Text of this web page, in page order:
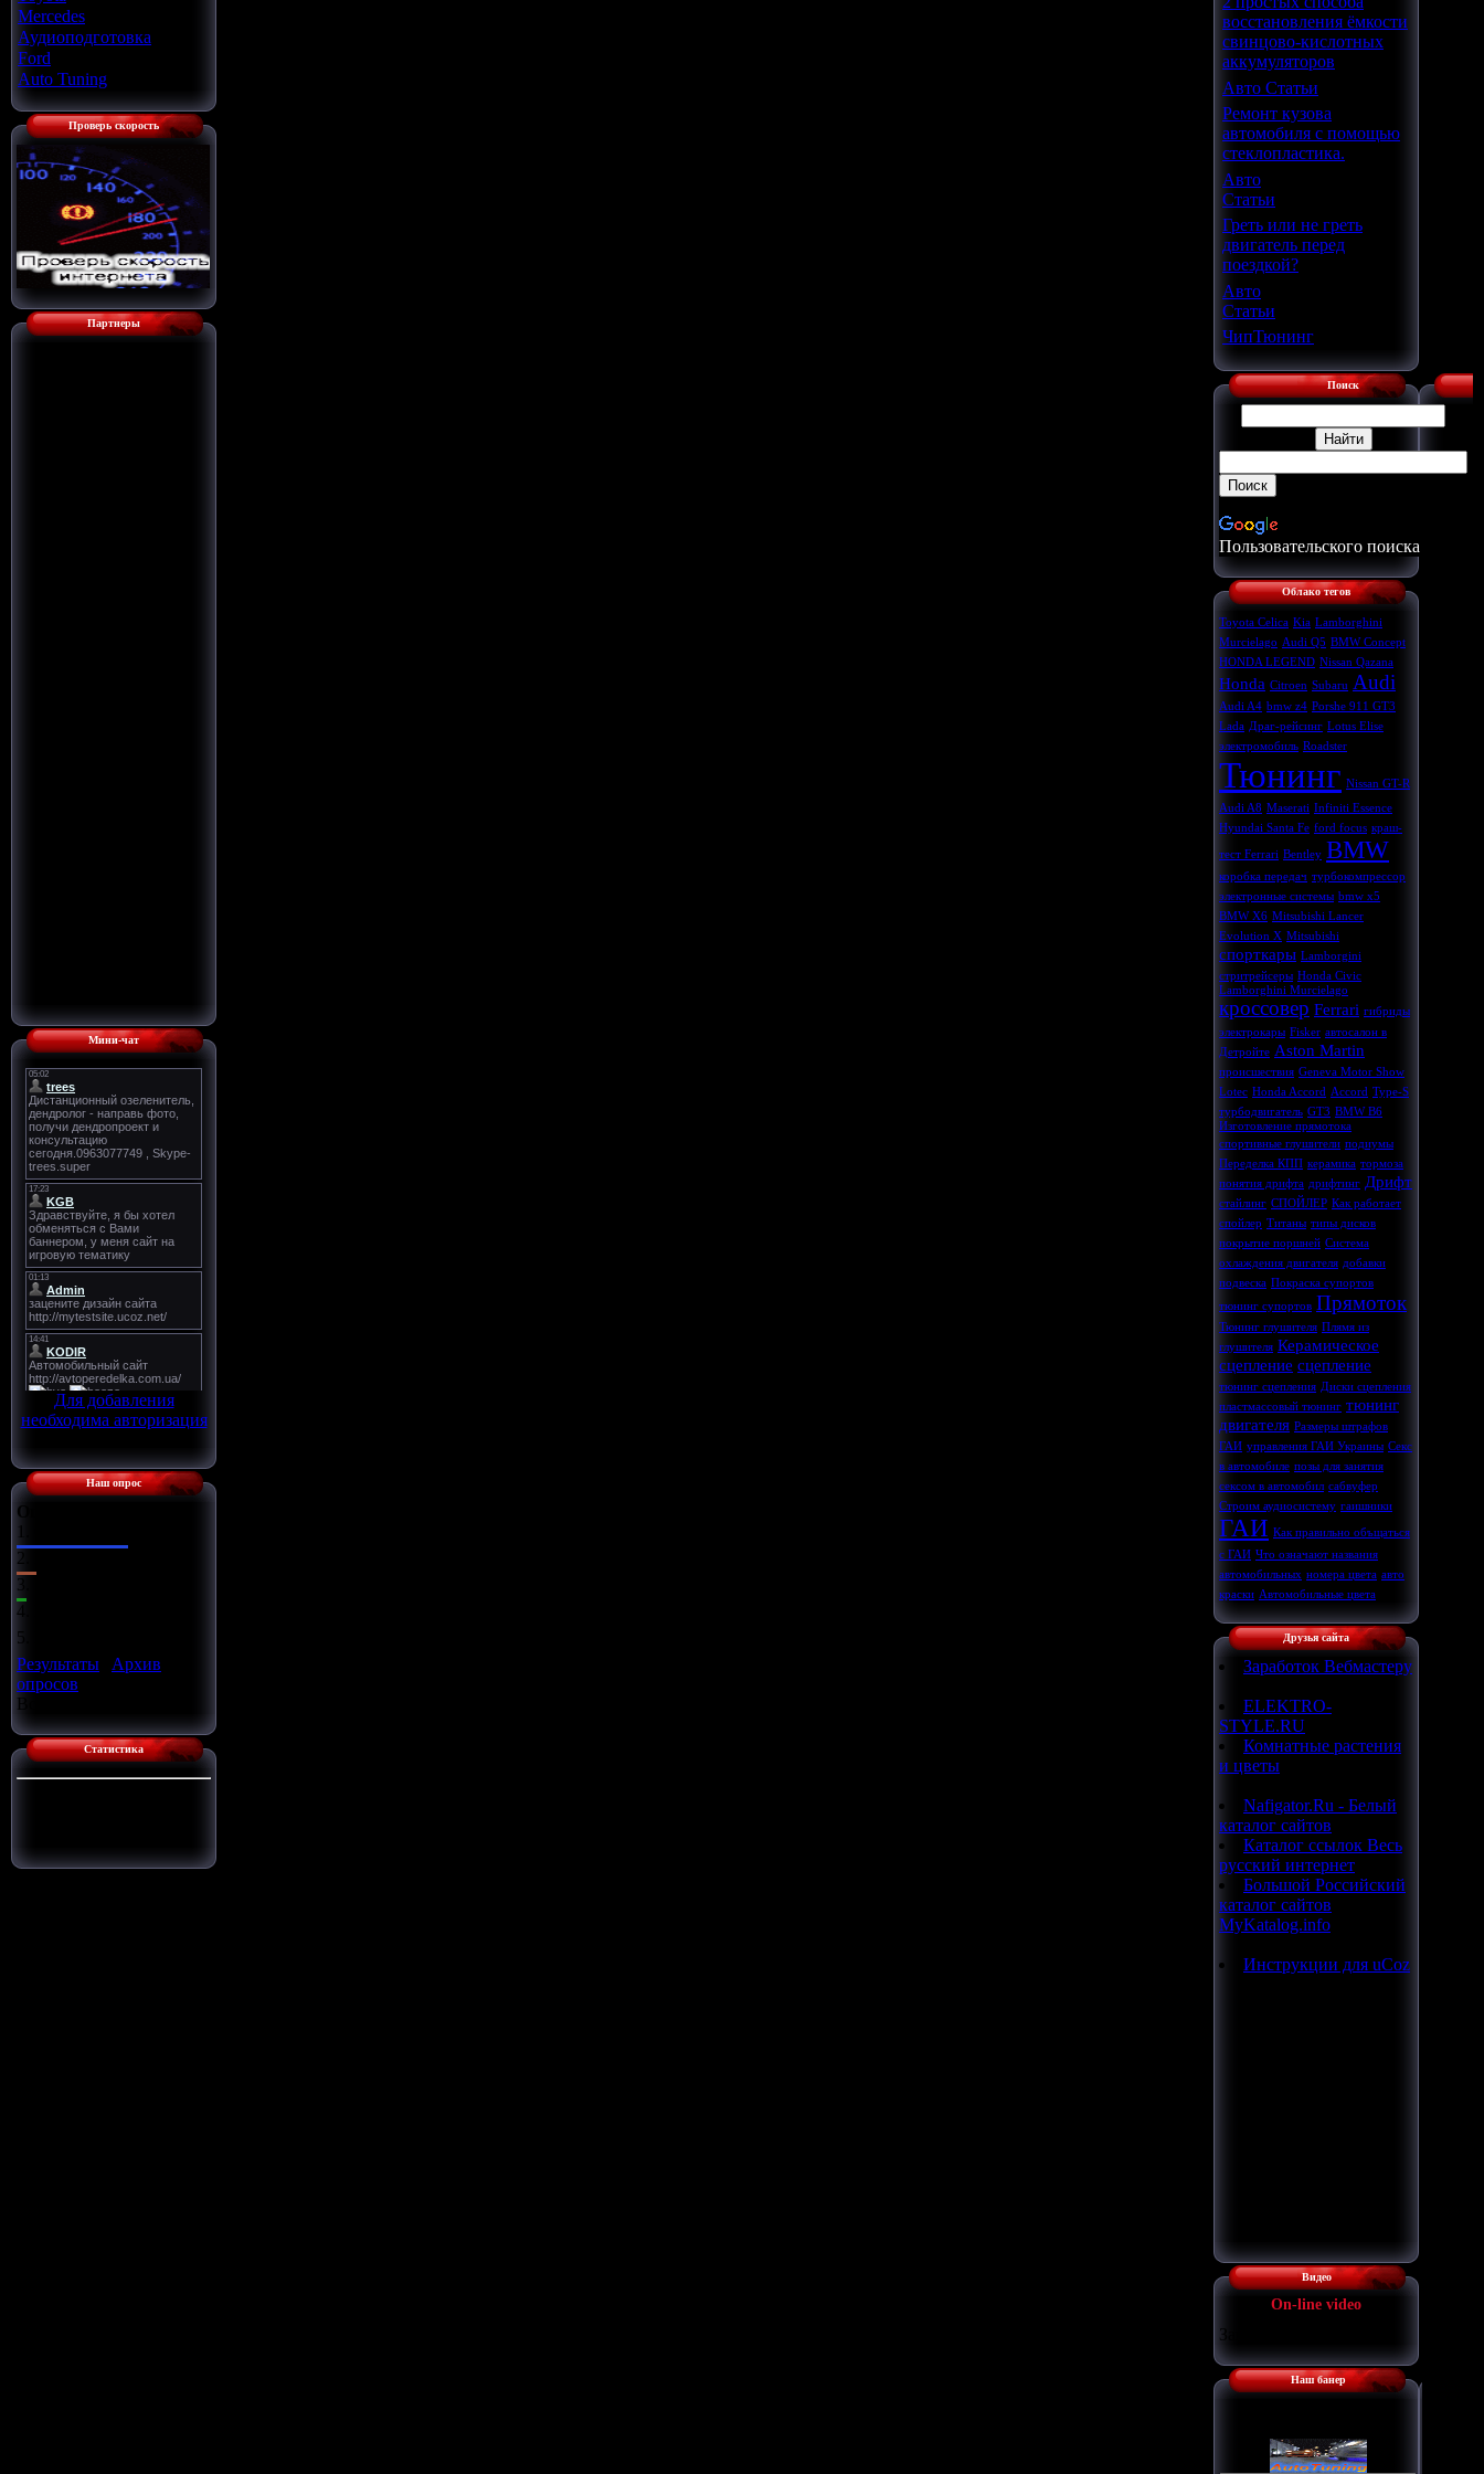
Mercedes
Аудиоподготовка
Ford
Auto Tuning
Проверь скорость
Партнеры
Мини-чат
Для добавления
необходима авторизация
Наш опрос
Оцените сайт
2.
3.
4.
5.
Результаты
Архив
опросов
Всего ответов:
Статистика
восстановления ёмкости
свинцово-кислотных
аккумуляторов
Авто Статьи
Ремонт кузова
автомобиля с помощью
стеклопластика.
Авто
Статьи
Греть или не греть
двигатель перед
поездкой?
Авто
Статьи
ЧипТюнинг
Поиск
Пользовательского поиска
Облако тегов
Toyota Celica Kia Lamborghini
Murcielago Audi Q5 BMW Concept
HONDA LEGEND Nissan Qazana
Honda Citroen Subaru Audi
Audi A4 bmw z4 Porshe 911 GT3
Lada Драг-рейсинг Lotus Elise
электромобиль Roadster
Тюнинг Nissan GT-R
Audi A8 Maserati Infiniti Essence
Hyundai Santa Fe ford focus краш-
тест Ferrari Bentley BMW
коробка передач турбокомпрессор
электронные системы bmw x5
BMW X6 Mitsubishi Lancer
Evolution X Mitsubishi
спорткары Lamborgini
стритрейсеры Honda Civic
Lamborghini Murcielago
кроссовер Ferrari гибриды
электрокары Fisker автосалон в
Детройте Aston Martin
происшествия Geneva Motor Show
Lotec Honda Accord Accord Type-S
турбодвигатель GT3 BMW B6
Изготовление прямотока
спортивные глушители подиумы
Переделка КПП керамика тормоза
понятия дрифта дрифтинг Дрифт
стайлинг СПОЙЛЕР Как работает
спойлер Титаны типы дисков
покрытие поршней Система
охлаждения двигателя добавки
подвеска Покраска супортов
тюнинг супортов Прямоток
Тюнинг глушителя Плямя из
глушителя Керамическое
сцепление сцепление
тюнинг сцепления Диски сцепления
пластмассовый тюнинг тюнинг
двигателя Размеры штрафов
ГАИ управления ГАИ Украины Секс
в автомобиле позы для занятия
сексом в автомобил сабвуфер
Строим аудиосистему гаишники
ГАИ Как правильно объщаться
с ГАИ Что означают названия
автомобильных номера цвета авто
краски Автомобильные цвета
Друзья сайта
Заработок Вебмастеру
ELEKTRO-
STYLE.RU
Комнатные растения
и цветы
Nafigator.Ru - Белый
каталог сайтов
Каталог ссылок Весь
русский интернет
Большой Российский
каталог сайтов
MyKatalog.info
Инструкции для uCoz
Видео
Оn-line video
Загрузка...
Наш банер